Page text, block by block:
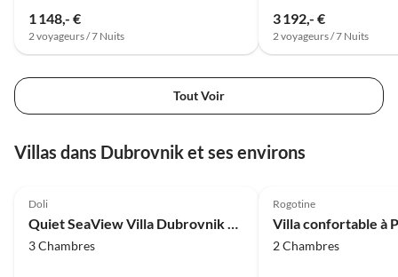
1 148,- €
2 voyageurs / 7 Nuits
3 192,- €
2 voyageurs / 7 Nuits
Tout Voir
Villas dans Dubrovnik et ses environs
Doli
Quiet SeaView Villa Dubrovnik Region - Three Bedroom Villa with Terrace and Swimming Pool
3 Chambres
Rogotine
2 Chambres